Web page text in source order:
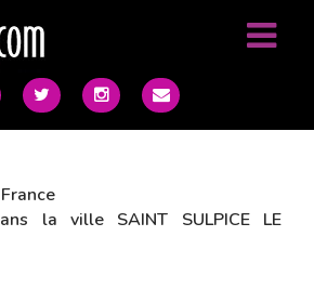
la ville SAINT SULPICE LE